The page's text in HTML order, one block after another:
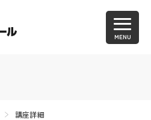
MENU
講座詳細